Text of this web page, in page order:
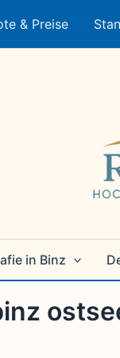
& Preise
in Binz